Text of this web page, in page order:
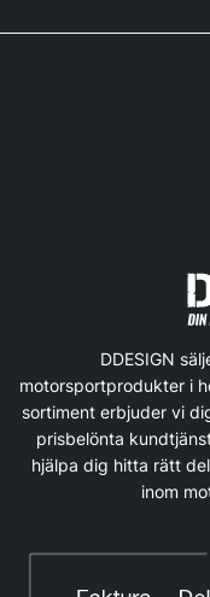
DDESIGN
motorsportprodukter i
sortiment erbjuder vi
prisbelönta
hjälpa dig hitta rätt
inom